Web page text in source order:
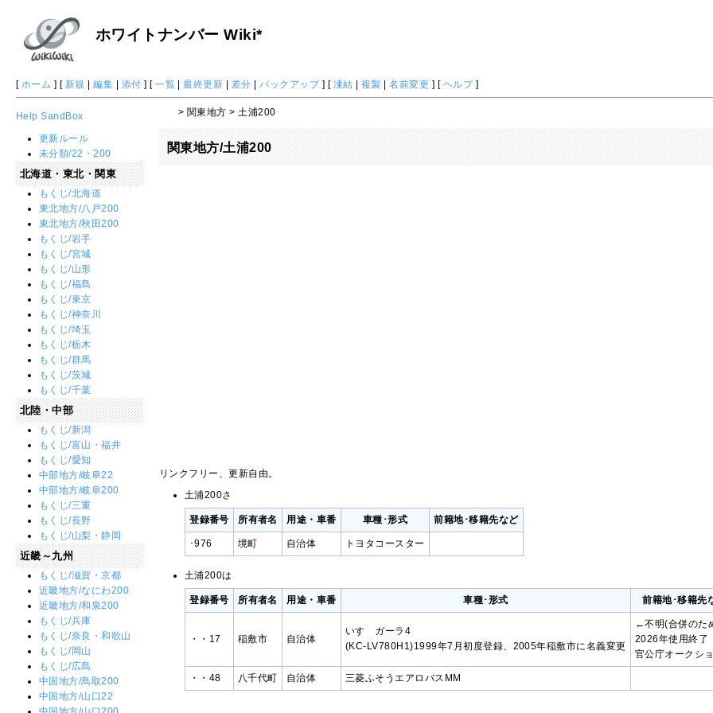
ホワイトナンバー Wiki*
[ ホーム ] [ 新規 |編集 | 添付 ] [一覧 |最終更新 | 差分 |バックアップ] [ 凍結 | 複製 |名前変更 ] [ ヘルプ]
> 関東地方 > 土浦200
関東地方/土浦200
リンクフリー、更新自由。
土浦200さ
登録番号 所有者名 用途・車番 車種･形式 前籍地･移籍先など
･976 境町 自治体 トヨタコースター
土浦200は
登録番号 所有者名 用途・車番 車種･形式 前籍地･移籍先
・・17 稲敷市 自治体
いすゞガーラ4
(KC-LV780H1)1999年7月初度登録、2005年稲敷市に名義変更
←不明(合併のた
2026年使用終了
官公庁オークシ
・・48 八千代町 自治体 三菱ふそうエアロバスMM
Help SandBox
更新ルール
未分類/22・200
北海道・東北・関東
もくじ/北海道
東北地方/八戸200
東北地方/秋田200
もくじ/岩手
もくじ/宮城
もくじ/山形
もくじ/福島
もくじ/東京
もくじ/神奈川
もくじ/埼玉
もくじ/栃木
もくじ/群馬
もくじ/茨城
もくじ/千葉
北陸・中部
もくじ/新潟
もくじ/富山・福井
もくじ/愛知
中部地方/岐阜22
中部地方/岐阜200
もくじ/三重
もくじ/長野
もくじ/山梨・静岡
近畿～九州
もくじ/滋賀・京都
近畿地方/なにわ200
近畿地方/和泉200
もくじ/兵庫
もくじ/奈良・和歌山
もくじ/岡山
もくじ/広島
中国地方/鳥取200
中国地方/山口22